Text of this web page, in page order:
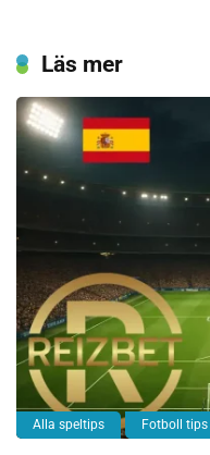
Läs mer
Alla speltips Fotboll tips